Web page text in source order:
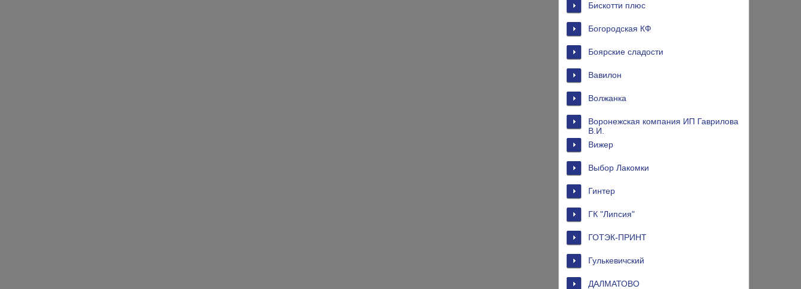
Бискотти плюс
Богородская КФ
Боярские сладости
Вавилон
Волжанка
Воронежская компания ИП Гаврилова
В.И.
Вижер
Выбор Лакомки
Гинтер
ГК "Липсия"
ГОТЭК-ПРИНТ
Гулькевичский
ДАЛМАТОВО